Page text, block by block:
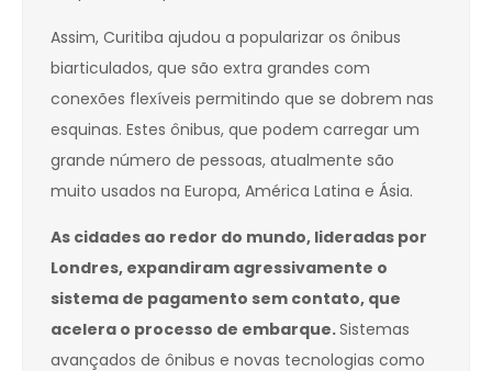
Assim, Curitiba ajudou a popularizar os ônibus
biarticulados, que são extra grandes com
conexões flexíveis permitindo que se dobrem nas
esquinas. Estes ônibus, que podem carregar um
grande número de pessoas, atualmente são
muito usados na Europa, América Latina e Ásia.
As cidades ao redor do mundo, lideradas por
Londres, expandiram agressivamente o
sistema de pagamento sem contato, que
acelera o processo de embarque.Sistemas
avançados de ônibus e novas tecnologias como